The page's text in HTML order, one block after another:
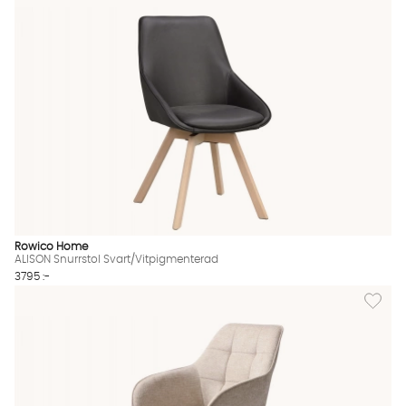
Rowico Home
ALISON Snurrstol Svart/Vitpigmenterad
3795 :-
Lägg